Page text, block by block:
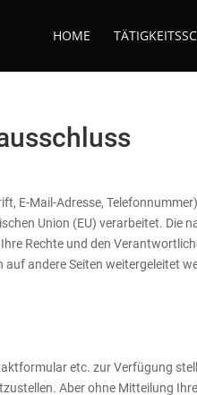
HOME
E-Mail-Adresse,
Union (EU) verarbeitet. Die
Rechte und den
andere Seiten weitergeleitet
etc. zur Verfügung
Aber ohne Mitteilung